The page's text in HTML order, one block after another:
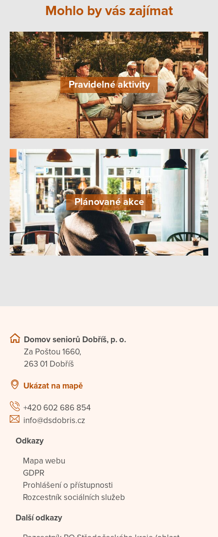
Mohlo by vás zajímat
Pravidelné aktivity
Plánované akce
Domov seniorů Dobříš, p. o.
Za Poštou 1660,
263 01 Dobříš
Ukázat na mapě
+420 602 686 854
info@dsdobris.cz
Odkazy
Mapa webu
GDPR
Prohlášení o přístupnosti
Rozcestník sociálních služeb
Další odkazy